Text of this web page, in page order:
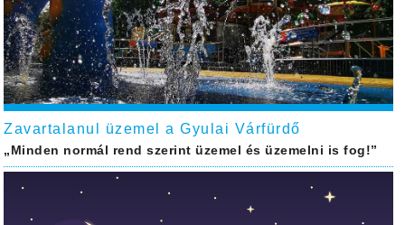
Zavartalanul üzemel a Gyulai Várfürdő
„Minden normál rend szerint üzemel és üzemelni is fog!”